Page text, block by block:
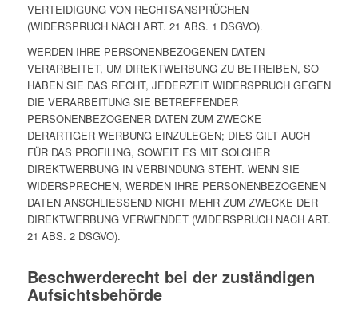
VERTEIDIGUNG VON RECHTSANSPRÜCHEN
(WIDERSPRUCH NACH ART. 21 ABS. 1 DSGVO).
WERDEN IHRE PERSONENBEZOGENEN DATEN
VERARBEITET, UM DIREKTWERBUNG ZU BETREIBEN, SO
HABEN SIE DAS RECHT, JEDERZEIT WIDERSPRUCH GEGEN
DIE VERARBEITUNG SIE BETREFFENDER
PERSONENBEZOGENER DATEN ZUM ZWECKE
DERARTIGER WERBUNG EINZULEGEN; DIES GILT AUCH
FÜR DAS PROFILING, SOWEIT ES MIT SOLCHER
DIREKTWERBUNG IN VERBINDUNG STEHT. WENN SIE
WIDERSPRECHEN, WERDEN IHRE PERSONENBEZOGENEN
DATEN ANSCHLIESSEND NICHT MEHR ZUM ZWECKE DER
DIREKTWERBUNG VERWENDET (WIDERSPRUCH NACH ART.
21 ABS. 2 DSGVO).
Beschwerde­recht bei der zuständigen
Aufsichts­behörde